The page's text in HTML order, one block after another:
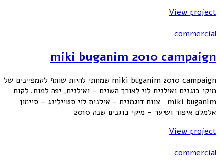
View project
commercial
miki buganim 2010 campaign
miki buganim 2010 campaign שמחתי להיות שותף לקמפיינים של
מיקי בוגנים ואילנית לוי לאורך השנים – ואילנית, יפה למות. לקוח
miki buganim צוות דוגמנית – אילנית לוי סטיילינג – סיימון
אלמלם איפור ושיער – מיקי בוגנים שנה 2010
View project
commercial